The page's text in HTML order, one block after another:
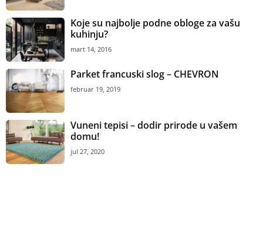
Koje su najbolje podne obloge za vašu
kuhinju?
mart 14, 2016
Parket francuski slog – CHEVRON
februar 19, 2019
Vuneni tepisi – dodir prirode u vašem
domu!
jul 27, 2020